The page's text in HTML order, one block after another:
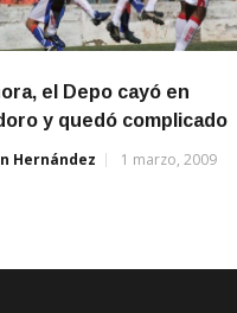
el Depo cayó en
y quedó complicado
Hernández 1 marzo, 2009